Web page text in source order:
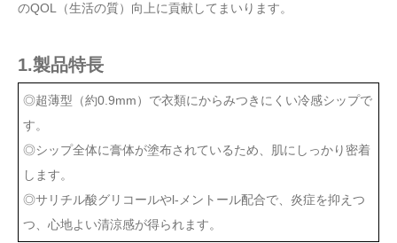
のQOL（生活の質）向上に貢献してまいります。
1.製品特長
◎超薄型（約0.9mm）で衣類にからみつきにくい冷感シップで
す。
◎シップ全体に膏体が塗布されているため、肌にしっかり密着
します。
◎サリチル酸グリコールやl-メントール配合で、炎症を抑えつ
つ、心地よい清涼感が得られます。